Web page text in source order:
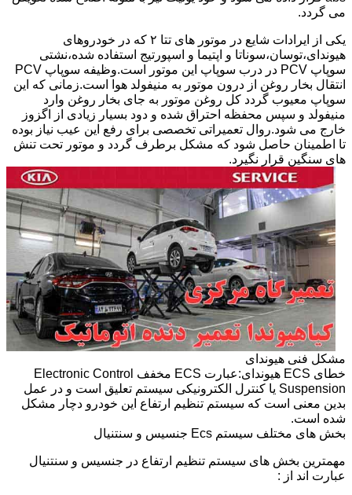
می گردد.
یکی از ایرادات شایع در موتور های تتا ۲ که در خودروهای
هیوندای،توسان،سوناتا و اپتیما و اسپورتیج استفاده شده،نشتی
سوپاپ PCV در درب سوپاپ این موتور است.وظیفه سوپاپ PCV
انتقال بخار روغن از درون موتور به منیفولد هوا است.زمانی که این
سوپاپ معیوب گردد کل روغن موتور به جای بخار روغن وارد
منیفولد و سپس محفظه احتراق شده و دود بسیار زیادی از اگزوز
خارج می شود.روال تعمیراتی تخصصی برای رفع این عیب نیاز بوده
تا اطمینان حاصل شود که مشکل برطرف گردد و موتور تحت تنش
های سنگین قرار نگیرد.
مشکل فنی هیوندای
خطای ECS هیوندای:عبارت ECS مخفف Electronic Control
Suspension یا کنترل الکترونیکی سیستم تعلیق است و در عمل
بدین معنی است که سیستم تنظیم ارتفاع این خودرو دچار مشکل
شده است.
بخش های مختلف سیستم Ecs جنسیس و سنتنیال
مهمترین بخش های سیستم تنظیم ارتفاع در جنسیس و سنتنیال
عبارت اند از :